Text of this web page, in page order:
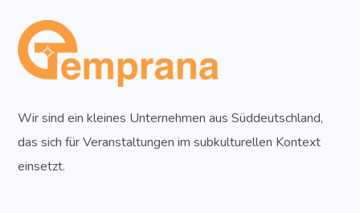
Wir sind ein kleines Unternehmen aus Süddeutschland,
das sich für Veranstaltungen im subkulturellen Kontext
einsetzt.